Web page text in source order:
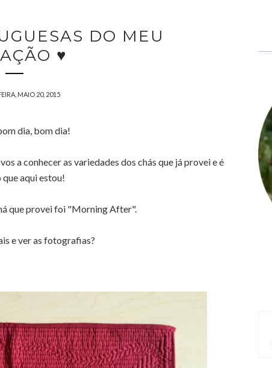
DO MEU
♥
MAIO 20, 2015
dia, bom dia!
a conhecer as variedades dos chás que já provei e é
que aqui estou!
que provei foi "Morning After".
e ver as fotografias?